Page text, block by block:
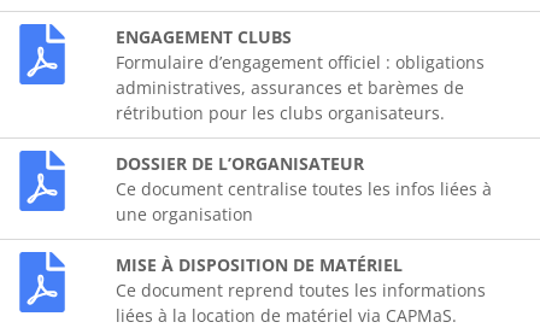
ENGAGEMENT CLUBS
Formulaire d’engagement officiel : obligations
administratives, assurances et barèmes de
rétribution pour les clubs organisateurs.
DOSSIER DE L’ORGANISATEUR
Ce document centralise toutes les infos liées à
une organisation
MISE À DISPOSITION DE MATÉRIEL
Ce document reprend toutes les informations
liées à la location de matériel via CAPMaS.